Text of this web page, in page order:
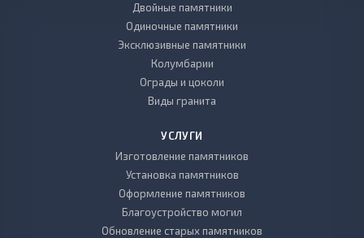
Двойные памятники
Одиночные памятники
Эксклюзивные памятники
Колумбарии
Ограды и цоколи
Виды гранита
УСЛУГИ
Изготовление памятников
Установка памятников
Оформление памятников
Благоустройство могил
Обновление старых памятников